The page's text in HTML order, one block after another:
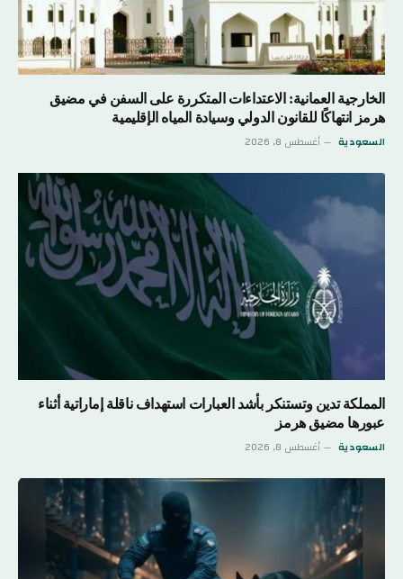
الخارجية العمانية: الاعتداءات المتكررة على السفن في مضيق
هرمز انتهاكًا للقانون الدولي وسيادة المياه الإقليمية
السعودية أغسطس 8, 2026
المملكة تدين وتستنكر بأشد العبارات استهداف ناقلة إماراتية أثناء
عبورها مضيق هرمز
السعودية أغسطس 8, 2026